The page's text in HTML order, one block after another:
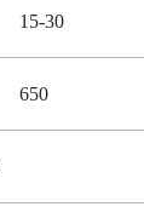
15-30
650